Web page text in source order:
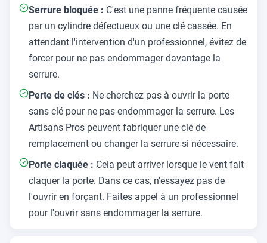
Serrure bloquée : C'est une panne fréquente causée
par un cylindre défectueux ou une clé cassée. En
attendant l'intervention d'un professionnel, évitez de
forcer pour ne pas endommager davantage la
serrure.
Perte de clés : Ne cherchez pas à ouvrir la porte
sans clé pour ne pas endommager la serrure. Les
Artisans Pros peuvent fabriquer une clé de
remplacement ou changer la serrure si nécessaire.
Porte claquée : Cela peut arriver lorsque le vent fait
claquer la porte. Dans ce cas, n'essayez pas de
l'ouvrir en forçant. Faites appel à un professionnel
pour l'ouvrir sans endommager la serrure.